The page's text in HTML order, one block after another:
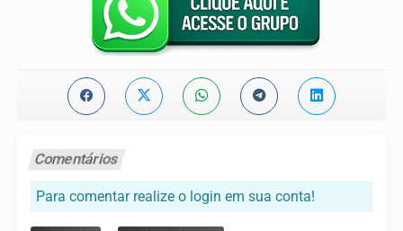
Comentários
Para comentar realize o login em sua conta!